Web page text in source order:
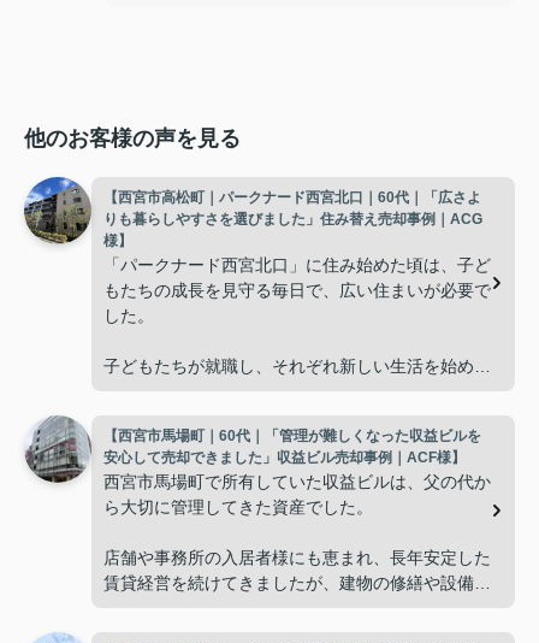
他のお客様の声を見る
【西宮市高松町｜パークナード西宮北口｜60代｜「広さよ
りも暮らしやすさを選びました」住み替え売却事例｜ACG
様】
「パークナード西宮北口」に住み始めた頃は、子ど
もたちの成長を見守る毎日で、広い住まいが必要で
した。
子どもたちが就職し、それぞれ新しい生活を始める
使わない部屋が増え、
「今の私たちには少し広すぎるね。」
掃除や管理の負担も考え、夫婦二人にちょうど良い
【西宮市馬場町｜60代｜「管理が難しくなった収益ビルを
安心して売却できました」収益ビル売却事例｜ACF様】
西宮市馬場町で所有していた収益ビルは、父の代か
ら大切に管理してきた資産でした。
店舗や事務所の入居者様にも恵まれ、長年安定した
賃貸経営を続けてきましたが、建物の修繕や設備更